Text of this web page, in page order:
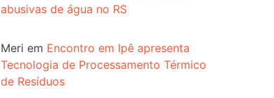
abusivas de água no RS
Meri em Encontro em Ipê apresenta
Tecnologia de Processamento Térmico
de Resíduos